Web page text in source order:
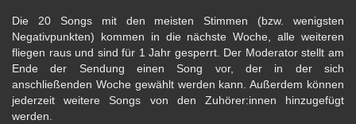
Die 20 Songs mit den meisten Stimmen (bzw. wenigsten
Negativpunkten) kommen in die nächste Woche, alle weiteren
fliegen raus und sind für 1 Jahr gesperrt. Der Moderator stellt am
Ende der Sendung einen Song vor, der in der sich
anschließenden Woche gewählt werden kann. Außerdem können
jederzeit weitere Songs von den Zuhörer:innen hinzugefügt
werden.